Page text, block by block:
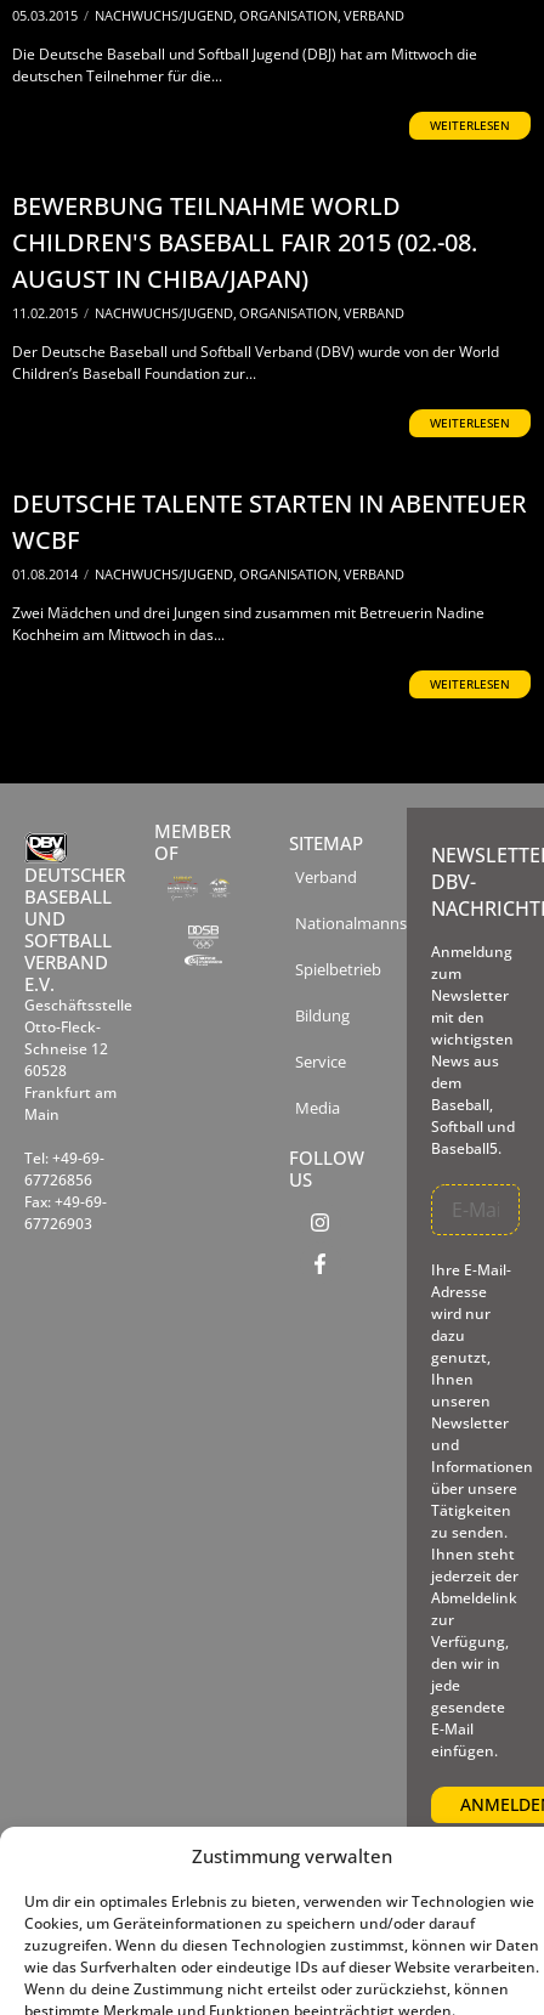
Zustimmung verwalten
Um dir ein optimales Erlebnis zu bieten, verwenden wir Technologien wie
Cookies, um Geräteinformationen zu speichern und/oder darauf
zuzugreifen. Wenn du diesen Technologien zustimmst, können wir Daten
wie das Surfverhalten oder eindeutige IDs auf dieser Website verarbeiten.
Wenn du deine Zustimmung nicht erteilst oder zurückziehst, können
bestimmte Merkmale und Funktionen beeinträchtigt werden.
05.03.2015 / NACHWUCHS/JUGEND, ORGANISATION, VERBAND
Die Deutsche Baseball und Softball Jugend (DBJ) hat am Mittwoch die
deutschen Teilnehmer für die...
WEITERLESEN
BEWERBUNG TEILNAHME WORLD
CHILDREN'S BASEBALL FAIR 2015 (02.-08.
AUGUST IN CHIBA/JAPAN)
11.02.2015 / NACHWUCHS/JUGEND, ORGANISATION, VERBAND
Der Deutsche Baseball und Softball Verband (DBV) wurde von der World
Children’s Baseball Foundation zur...
WEITERLESEN
DEUTSCHE TALENTE STARTEN IN ABENTEUER
WCBF
01.08.2014 / NACHWUCHS/JUGEND, ORGANISATION, VERBAND
Zwei Mädchen und drei Jungen sind zusammen mit Betreuerin Nadine
Kochheim am Mittwoch in das...
WEITERLESEN
DEUTSCHER
BASEBALL
UND
SOFTBALL
VERBAND
E.V.
Geschäftsstelle
Otto-Fleck-
Schneise 12
60528
Frankfurt am
Main
Tel: +49-69-
67726856
Fax: +49-69-
67726903
MEMBER
OF
SITEMAP
Verband
Nationalmannschaften
Spielbetrieb
Bildung
Service
Media
FOLLOW
US
DBV-
Anmeldung
zum
Newsletter
mit den
wichtigsten
News aus
dem
Baseball,
Softball und
Baseball5.
Ihre E-Mail-
Adresse
wird nur
dazu
genutzt,
Ihnen
unseren
Newsletter
und
Informationen
über unsere
Tätigkeiten
zu senden.
Ihnen steht
jederzeit der
Abmeldelink
zur
Verfügung,
den wir in
jede
gesendete
E-Mail
einfügen.
© 2025 – Deutscher Baseball
und Softball Verband e.V.
Impressum|Datenschutz|
Cookie-Richtlinie (EU)